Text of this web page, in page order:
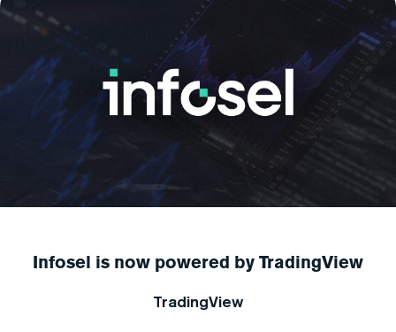
Infosel is now powered by TradingView
TradingView